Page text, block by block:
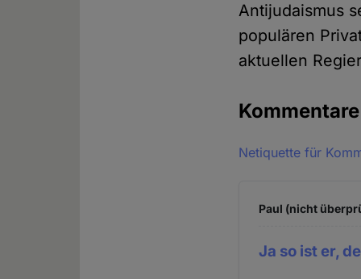
Antijudaismus
populären
aktuellen
Kommentare
Netiquette für
Paul (nicht
Ja so ist er,